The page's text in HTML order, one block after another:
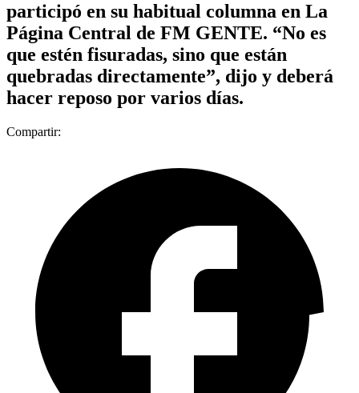
participó en su habitual columna en La
Página Central de FM GENTE. “No es
que estén fisuradas, sino que están
quebradas directamente”, dijo y deberá
hacer reposo por varios días.
Compartir: